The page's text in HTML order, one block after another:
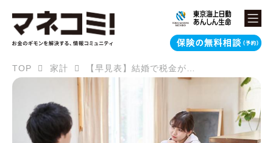
TOP 家計 【早見表】結婚で税金が安くなるって本当？ 共働きの場合は？ FPが解説するメリット&税金対策